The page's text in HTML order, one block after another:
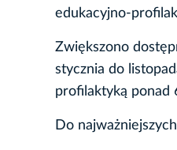
edukacyjno-
Zwiększono
stycznia do
profilaktyką ponad
Do najważniejszych